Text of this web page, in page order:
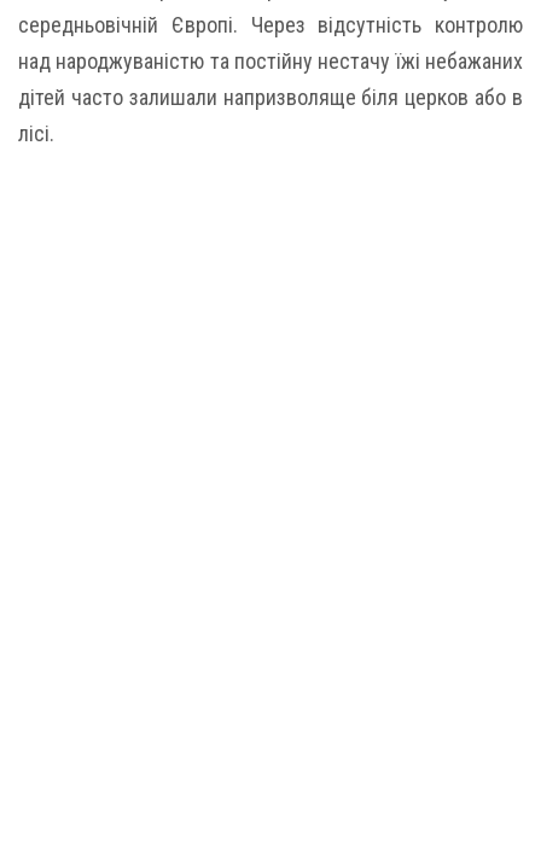
середньовічній Європі. Через відсутність контролю
над народжуваністю та постійну нестачу їжі небажаних
дітей часто залишали напризволяще біля церков або в
лісі.